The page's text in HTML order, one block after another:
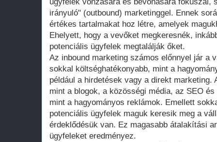
irányuló" (outbound) marketinggel. Ennek
értékes tartalmakat hoz létre, amelyek
Ehelyett, hogy a vevőket megkeresnék,
potenciális ügyfelek megtalálják őket.
Az inbound marketing számos előnnyel jár a
sokkal költséghatékonyabb, mint a
például a hirdetések vagy a direkt marketing.
mint a blogok, a közösségi média, az SEO
mint a hagyományos reklámok. Emellett
potenciális ügyfelek maguk keresik meg a
érdeklődésük van. Ez magasabb átalakítási
ügyfeleket eredményez.